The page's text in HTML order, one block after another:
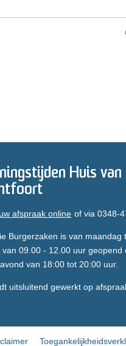
Huis van
afspraak online of via 0348-
Burgerzaken is van maandag
van 09.00 - 12.00 uur geopend
van 18:00 tot 20:00 uur.
uitsluitend gewerkt op